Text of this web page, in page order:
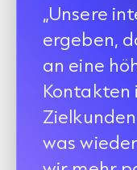
„Unsere
ergeben,
an eine
Kontakten
was